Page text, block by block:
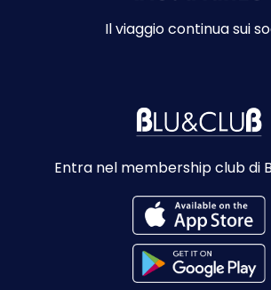
Il viaggio continua sui
Entra nel membership club di